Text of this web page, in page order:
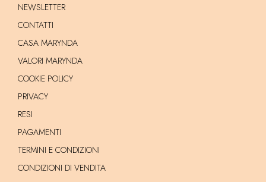
NEWSLETTER
CONTATTI
CASA MARYNDA
VALORI MARYNDA
COOKIE POLICY
PRIVACY
RESI
PAGAMENTI
TERMINI E CONDIZIONI
CONDIZIONI DI VENDITA